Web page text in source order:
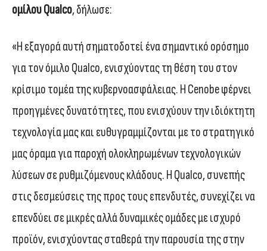
ομίλου Qualco, δήλωσε:
«Η εξαγορά αυτή σηματοδοτεί ένα σημαντικό ορόσημο
για τον όμιλο Qualco, ενισχύοντας τη θέση του στον
κρίσιμο τομέα της κυβερνοασφάλειας. Η Cenobe φέρνει
προηγμένες δυνατότητες, που ενισχύουν την ιδιόκτητη
τεχνολογία μας και ευθυγραμμίζονται με το στρατηγικό
μας όραμα για παροχή ολοκληρωμένων τεχνολογικών
λύσεων σε ρυθμιζόμενους κλάδους. Η Qualco, συνεπής
στις δεσμεύσεις της προς τους επενδυτές, συνεχίζει να
επενδύει σε μικρές αλλά δυναμικές ομάδες με ισχυρό
προϊόν, ενισχύοντας σταθερά την παρουσία της στην